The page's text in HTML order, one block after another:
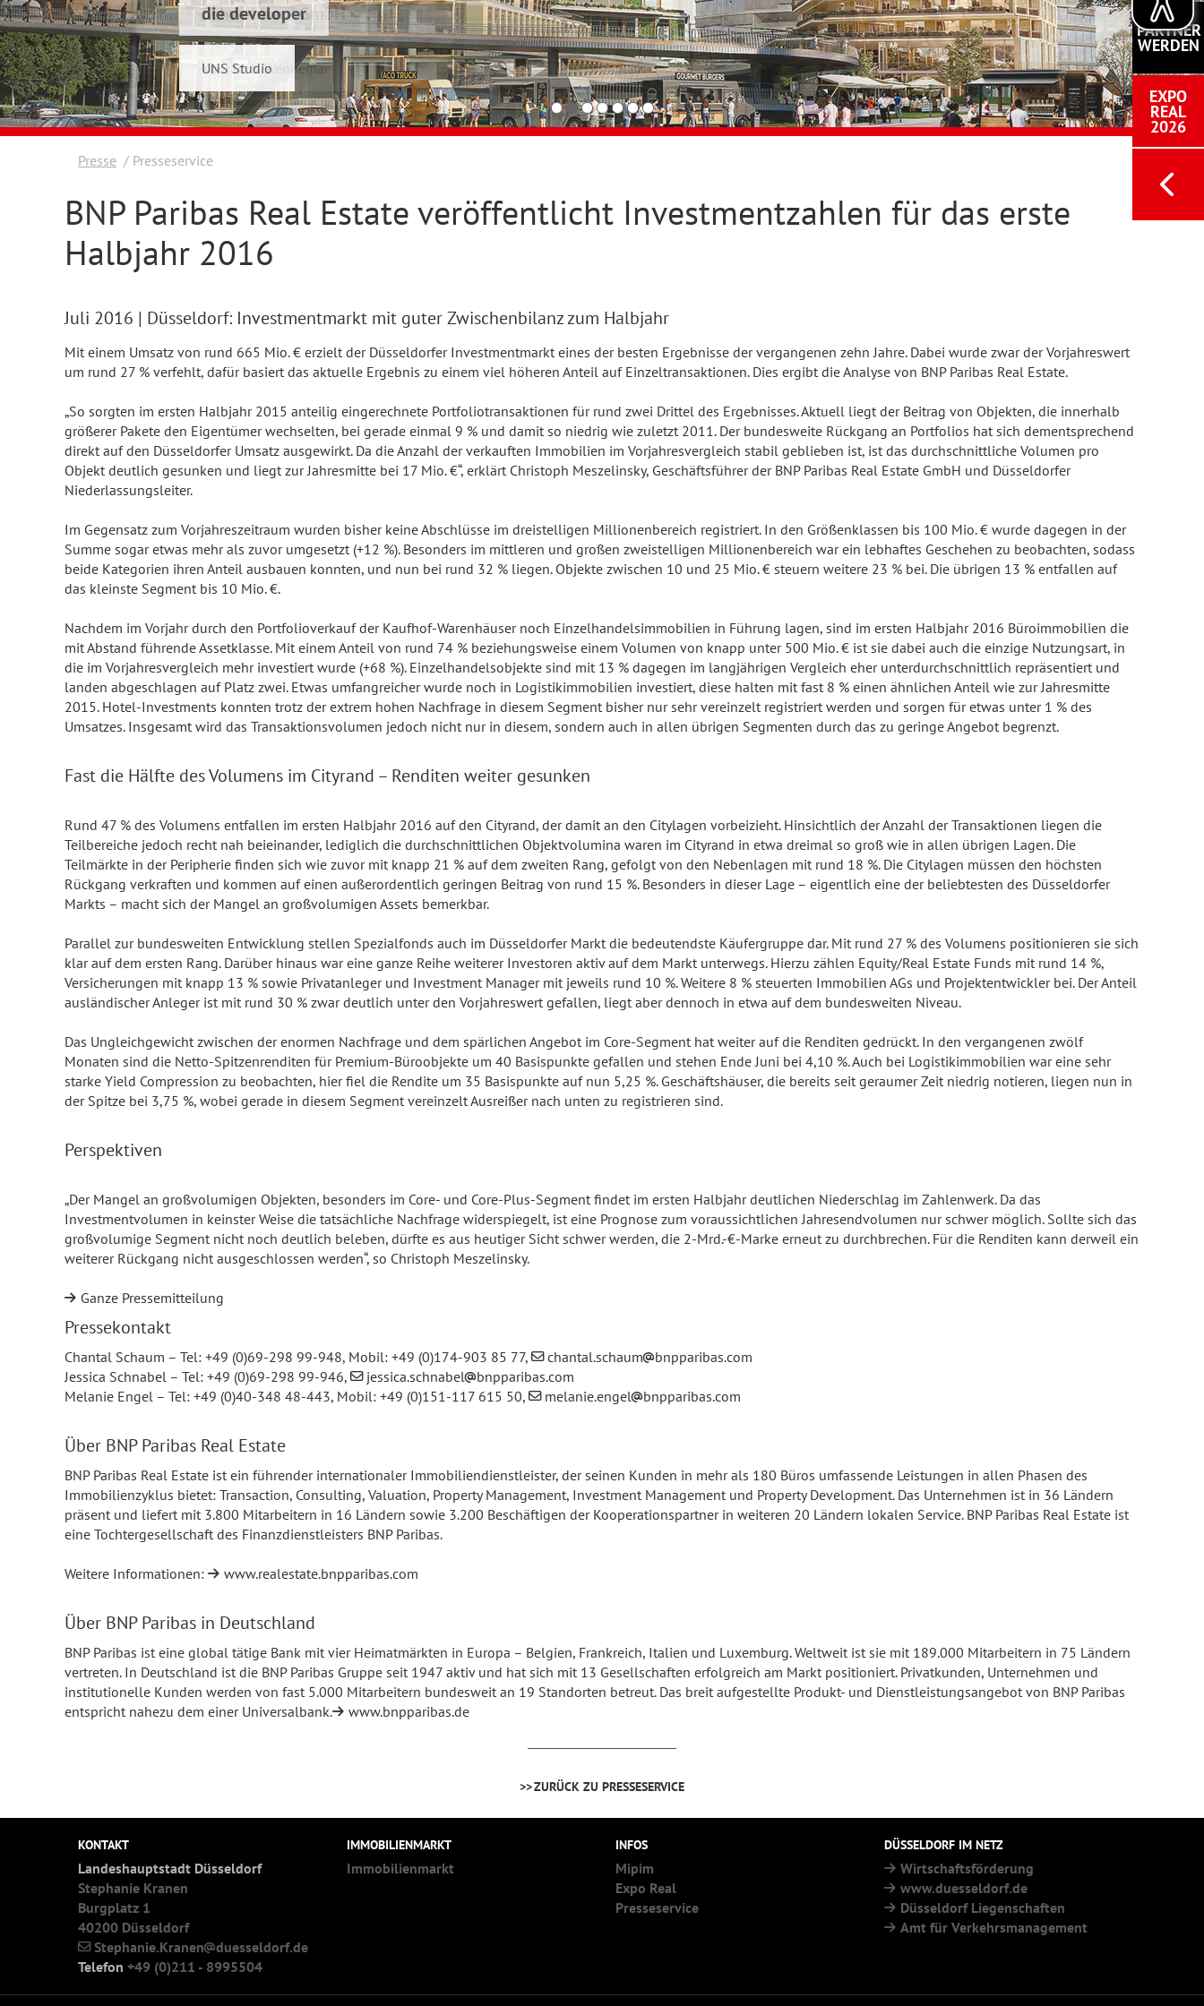
PARTNER
WERDEN
EXPO
REAL
2026
die developer
UNS Studio
Schwelmer7 GmbH
Konrad & Wennemar
Presse Presseservice
BNP Paribas Real Estate veröffentlicht Investmentzahlen für das erste
Halbjahr 2016
Juli 2016 | Düsseldorf: Investmentmarkt mit guter Zwischenbilanz zum Halbjahr
Mit einem Umsatz von rund 665 Mio. € erzielt der Düsseldorfer Investmentmarkt eines der besten Ergebnisse der vergangenen zehn Jahre. Dabei wurde zwar der Vorjahreswert
um rund 27 % verfehlt, dafür basiert das aktuelle Ergebnis zu einem viel höheren Anteil auf Einzeltransaktionen. Dies ergibt die Analyse von BNP Paribas Real Estate.
„So sorgten im ersten Halbjahr 2015 anteilig eingerechnete Portfoliotransaktionen für rund zwei Drittel des Ergebnisses. Aktuell liegt der Beitrag von Objekten, die innerhalb
größerer Pakete den Eigentümer wechselten, bei gerade einmal 9 % und damit so niedrig wie zuletzt 2011. Der bundesweite Rückgang an Portfolios hat sich dementsprechend
direkt auf den Düsseldorfer Umsatz ausgewirkt. Da die Anzahl der verkauften Immobilien im Vorjahresvergleich stabil geblieben ist, ist das durchschnittliche Volumen pro
Objekt deutlich gesunken und liegt zur Jahresmitte bei 17 Mio. €“, erklärt Christoph Meszelinsky, Geschäftsführer der BNP Paribas Real Estate GmbH und Düsseldorfer
Niederlassungsleiter.
Im Gegensatz zum Vorjahreszeitraum wurden bisher keine Abschlüsse im dreistelligen Millionenbereich registriert. In den Größenklassen bis 100 Mio. € wurde dagegen in der
Summe sogar etwas mehr als zuvor umgesetzt (+12 %). Besonders im mittleren und großen zweistelligen Millionenbereich war ein lebhaftes Geschehen zu beobachten, sodass
beide Kategorien ihren Anteil ausbauen konnten, und nun bei rund 32 % liegen. Objekte zwischen 10 und 25 Mio. € steuern weitere 23 % bei. Die übrigen 13 % entfallen auf
das kleinste Segment bis 10 Mio. €.
Nachdem im Vorjahr durch den Portfolioverkauf der Kaufhof-Warenhäuser noch Einzelhandelsimmobilien in Führung lagen, sind im ersten Halbjahr 2016 Büroimmobilien die
mit Abstand führende Assetklasse. Mit einem Anteil von rund 74 % beziehungsweise einem Volumen von knapp unter 500 Mio. € ist sie dabei auch die einzige Nutzungsart, in
die im Vorjahresvergleich mehr investiert wurde (+68 %). Einzelhandelsobjekte sind mit 13 % dagegen im langjährigen Vergleich eher unterdurchschnittlich repräsentiert und
landen abgeschlagen auf Platz zwei. Etwas umfangreicher wurde noch in Logistikimmobilien investiert, diese halten mit fast 8 % einen ähnlichen Anteil wie zur Jahresmitte
2015. Hotel-Investments konnten trotz der extrem hohen Nachfrage in diesem Segment bisher nur sehr vereinzelt registriert werden und sorgen für etwas unter 1 % des
Umsatzes. Insgesamt wird das Transaktionsvolumen jedoch nicht nur in diesem, sondern auch in allen übrigen Segmenten durch das zu geringe Angebot begrenzt.
Fast die Hälfte des Volumens im Cityrand – Renditen weiter gesunken
Rund 47 % des Volumens entfallen im ersten Halbjahr 2016 auf den Cityrand, der damit an den Citylagen vorbeizieht. Hinsichtlich der Anzahl der Transaktionen liegen die
Teilbereiche jedoch recht nah beieinander, lediglich die durchschnittlichen Objektvolumina waren im Cityrand in etwa dreimal so groß wie in allen übrigen Lagen. Die
Teilmärkte in der Peripherie finden sich wie zuvor mit knapp 21 % auf dem zweiten Rang, gefolgt von den Nebenlagen mit rund 18 %. Die Citylagen müssen den höchsten
Rückgang verkraften und kommen auf einen außerordentlich geringen Beitrag von rund 15 %. Besonders in dieser Lage – eigentlich eine der beliebtesten des Düsseldorfer
Markts – macht sich der Mangel an großvolumigen Assets bemerkbar.
Parallel zur bundesweiten Entwicklung stellen Spezialfonds auch im Düsseldorfer Markt die bedeutendste Käufergruppe dar. Mit rund 27 % des Volumens positionieren sie sich
klar auf dem ersten Rang. Darüber hinaus war eine ganze Reihe weiterer Investoren aktiv auf dem Markt unterwegs. Hierzu zählen Equity/Real Estate Funds mit rund 14 %,
Versicherungen mit knapp 13 % sowie Privatanleger und Investment Manager mit jeweils rund 10 %. Weitere 8 % steuerten Immobilien AGs und Projektentwickler bei. Der Anteil
ausländischer Anleger ist mit rund 30 % zwar deutlich unter den Vorjahreswert gefallen, liegt aber dennoch in etwa auf dem bundesweiten Niveau.
Das Ungleichgewicht zwischen der enormen Nachfrage und dem spärlichen Angebot im Core-Segment hat weiter auf die Renditen gedrückt. In den vergangenen zwölf
Monaten sind die Netto-Spitzenrenditen für Premium-Büroobjekte um 40 Basispunkte gefallen und stehen Ende Juni bei 4,10 %. Auch bei Logistikimmobilien war eine sehr
starke Yield Compression zu beobachten, hier fiel die Rendite um 35 Basispunkte auf nun 5,25 %. Geschäftshäuser, die bereits seit geraumer Zeit niedrig notieren, liegen nun in
der Spitze bei 3,75 %, wobei gerade in diesem Segment vereinzelt Ausreißer nach unten zu registrieren sind.
Perspektiven
„Der Mangel an großvolumigen Objekten, besonders im Core- und Core-Plus-Segment findet im ersten Halbjahr deutlichen Niederschlag im Zahlenwerk. Da das
Investmentvolumen in keinster Weise die tatsächliche Nachfrage widerspiegelt, ist eine Prognose zum voraussichtlichen Jahresendvolumen nur schwer möglich. Sollte sich das
großvolumige Segment nicht noch deutlich beleben, dürfte es aus heutiger Sicht schwer werden, die 2-Mrd.-€-Marke erneut zu durchbrechen. Für die Renditen kann derweil ein
weiterer Rückgang nicht ausgeschlossen werden“, so Christoph Meszelinsky.
Ganze Pressemitteilung
Pressekontakt
Chantal Schaum – Tel: +49 (0)69-298 99-948, Mobil: +49 (0)174-903 85 77, chantal.schaum
bnpparibas.com
Jessica Schnabel – Tel: +49 (0)69-298 99-946,
jessica.schnabel
bnpparibas.com
Melanie Engel – Tel: +49 (0)40-348 48-443, Mobil: +49 (0)151-117 615 50,
melanie.engel bnpparibas.com
Über BNP Paribas Real Estate
BNP Paribas Real Estate ist ein führender internationaler Immobiliendienstleister, der seinen Kunden in mehr als 180 Büros umfassende Leistungen in allen Phasen des
Immobilienzyklus bietet: Transaction, Consulting, Valuation, Property Management, Investment Management und Property Development. Das Unternehmen ist in 36 Ländern
präsent und liefert mit 3.800 Mitarbeitern in 16 Ländern sowie 3.200 Beschäftigen der Kooperationspartner in weiteren 20 Ländern lokalen Service. BNP Paribas Real Estate ist
eine Tochtergesellschaft des Finanzdienstleisters BNP Paribas.
Weitere Informationen: www.realestate.bnpparibas.com
Über BNP Paribas in Deutschland
BNP Paribas ist eine global tätige Bank mit vier Heimatmärkten in Europa – Belgien, Frankreich, Italien und Luxemburg. Weltweit ist sie mit 189.000 Mitarbeitern in 75 Ländern
vertreten. In Deutschland ist die BNP Paribas Gruppe seit 1947 aktiv und hat sich mit 13 Gesellschaften erfolgreich am Markt positioniert. Privatkunden, Unternehmen und
institutionelle Kunden werden von fast 5.000 Mitarbeitern bundesweit an 19 Standorten betreut. Das breit aufgestellte Produkt- und Dienstleistungsangebot von BNP Paribas
entspricht nahezu dem einer Universalbank.
www.bnpparibas.de
ZURÜCK ZU PRESSESERVICE
KONTAKT
Landeshauptstadt Düsseldorf
Stephanie Kranen
Burgplatz 1
40200 Düsseldorf
Stephanie.Kranen
duesseldorf.de
Telefon +49 (0)211 - 8995504
IMMOBILIENMARKT
Immobilienmarkt
INFOS
Mipim
Expo Real
Presseservice
DÜSSELDORF IM NETZ
Wirtschaftsförderung
www.duesseldorf.de
Düsseldorf Liegenschaften
Amt für Verkehrsmanagement